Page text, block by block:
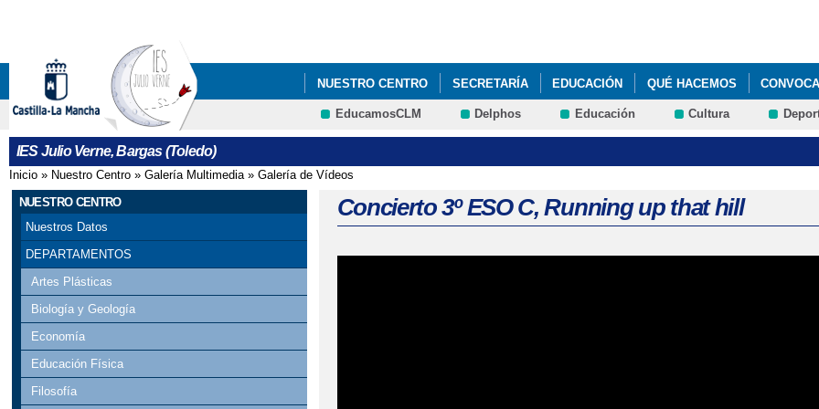
NUESTRO CENTRO SECRETARÍA EDUCACIÓN QUÉ HACEMOS
LIBROS DE TEXTO PARA EL CURSO 2024-25
EducamosCLM Delphos Educación Cultura
IES Julio Verne, Bargas (Toledo)
Se encuentra usted aquí
Inicio » Nuestro Centro » Galería Multimedia» Galería de Vídeos
NUESTRO CENTRO
Nuestros Datos
DEPARTAMENTOS
Artes Plásticas
Biología y Geología
Economía
Educación Física
Filosofía
Concierto 3º ESO C, Running up that hill